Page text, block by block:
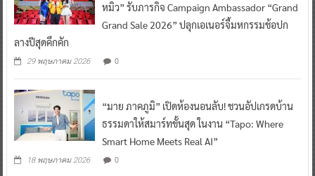
หมิว” รับภารกิจ Campaign Ambassador “Grand
Grand Sale 2026” ปลุกเอเนอร์จี้มหกรรมช้อปก
ลางปีสุดคึกคัก
29 พฤษภาคม 2026 0
“มาย ภาคภูมิ” เปิดห้องนอนลับ! ชวนอัปเกรดบ้าน
ธรรมดาให้สมาร์ทขั้นสุด ในงาน “Tapo: Where
Smart Home Meets Real AI”
18 พฤษภาคม 2026 0